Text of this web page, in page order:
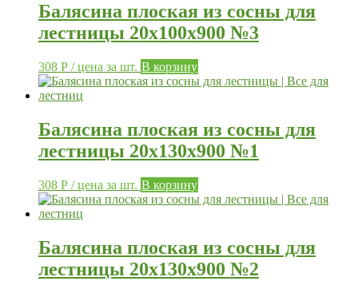
Балясина плоская из сосны для
лестницы 20х100х900 №3
308 Р / цена за шт. В корзину
Балясина плоская из сосны для
лестницы 20х130х900 №1
308 Р / цена за шт. В корзину
Балясина плоская из сосны для
лестницы 20х130х900 №2